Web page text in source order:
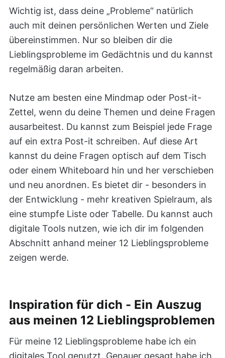
Wichtig ist, dass deine „Probleme“ natürlich
auch mit deinen persönlichen Werten und Ziele
übereinstimmen. Nur so bleiben dir die
Lieblingsprobleme im Gedächtnis und du kannst
regelmäßig daran arbeiten.
Nutze am besten eine Mindmap oder Post-it-
Zettel, wenn du deine Themen und deine Fragen
ausarbeitest. Du kannst zum Beispiel jede Frage
auf ein extra Post-it schreiben. Auf diese Art
kannst du deine Fragen optisch auf dem Tisch
oder einem Whiteboard hin und her verschieben
und neu anordnen. Es bietet dir - besonders in
der Entwicklung - mehr kreativen Spielraum, als
eine stumpfe Liste oder Tabelle. Du kannst auch
digitale Tools nutzen, wie ich dir im folgenden
Abschnitt anhand meiner 12 Lieblingsprobleme
zeigen werde.
Inspiration für dich - Ein Auszug
aus meinen 12 Lieblingsproblemen
Für meine 12 Lieblingsprobleme habe ich ein
digitales Tool genutzt. Genauer gesagt habe ich